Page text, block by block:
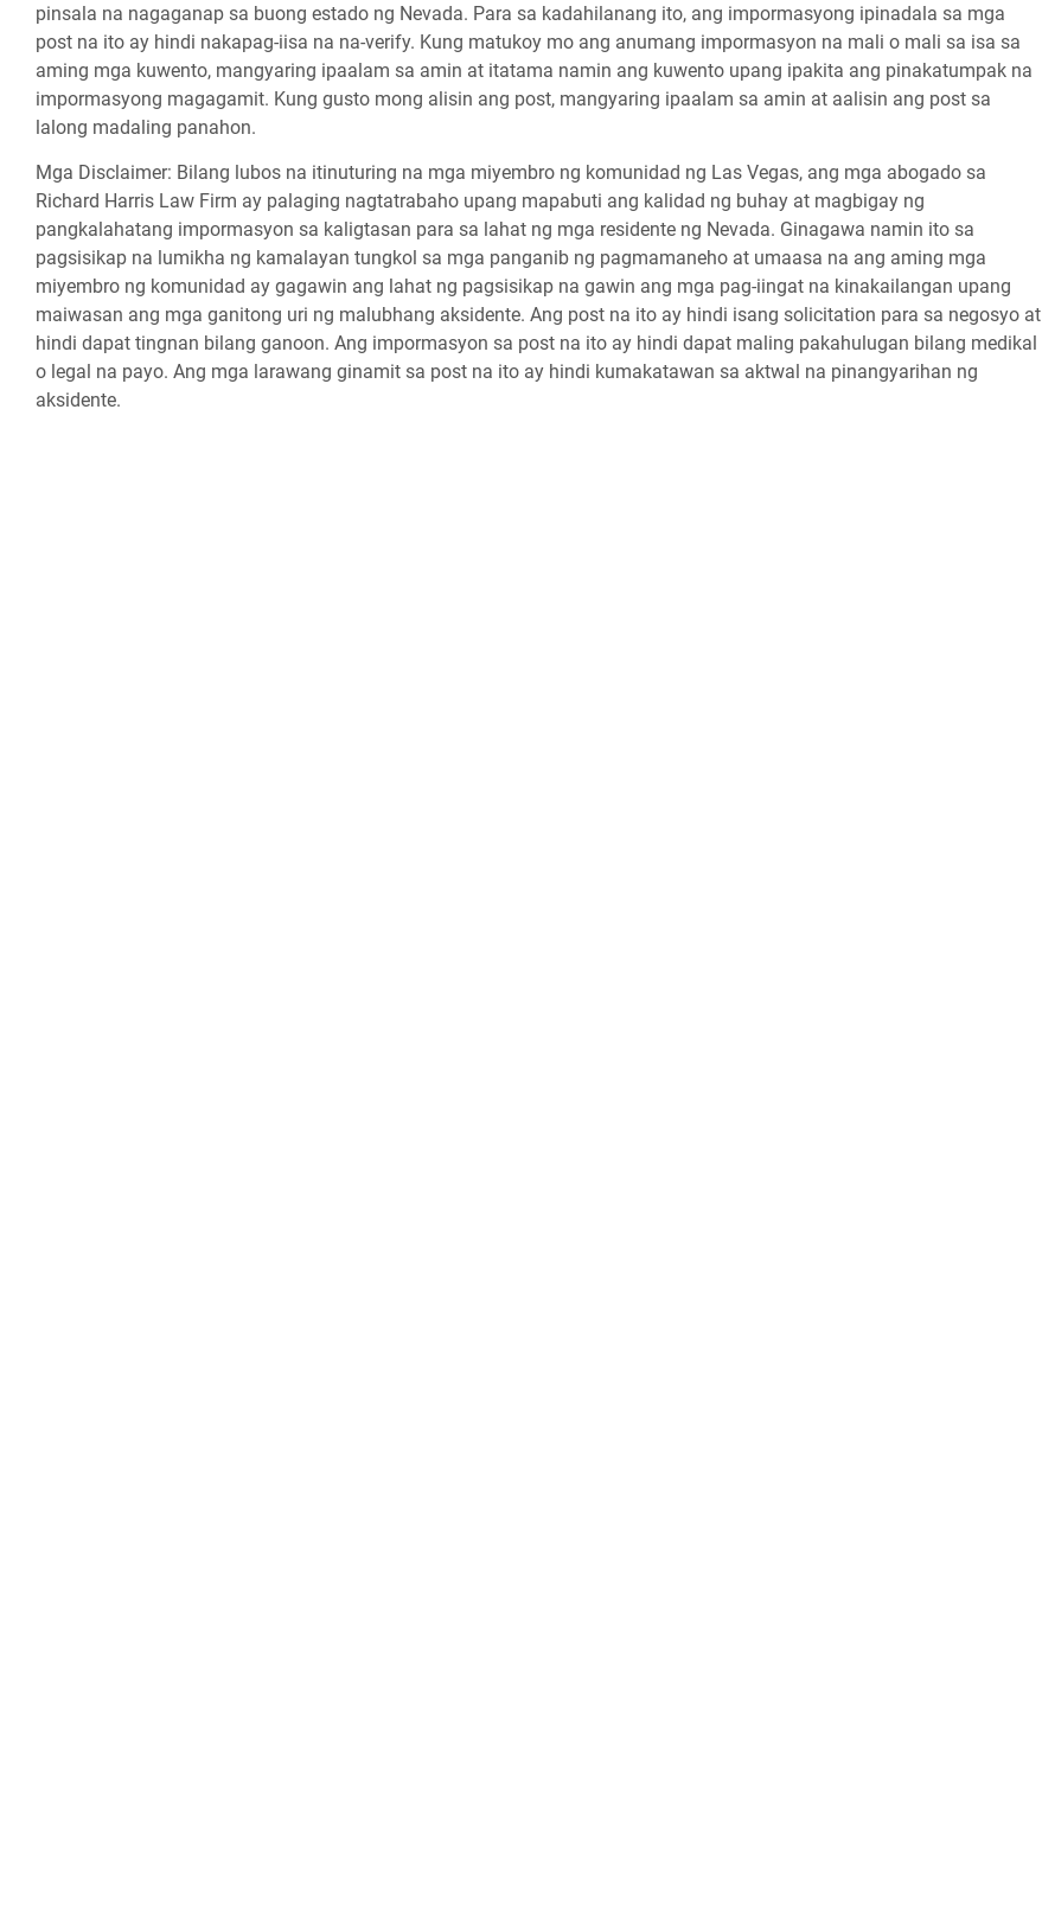
pinsala na nagaganap sa buong estado ng Nevada. Para sa kadahilanang ito, ang impormasyong ipinadala sa mga
post na ito ay hindi nakapag-iisa na na-verify. Kung matukoy mo ang anumang impormasyon na mali o mali sa isa sa
aming mga kuwento, mangyaring ipaalam sa amin at itatama namin ang kuwento upang ipakita ang pinakatumpak na
impormasyong magagamit. Kung gusto mong alisin ang post, mangyaring ipaalam sa amin at aalisin ang post sa
lalong madaling panahon.
Mga Disclaimer: Bilang lubos na itinuturing na mga miyembro ng komunidad ng Las Vegas, ang mga abogado sa
Richard Harris Law Firm ay palaging nagtatrabaho upang mapabuti ang kalidad ng buhay at magbigay ng
pangkalahatang impormasyon sa kaligtasan para sa lahat ng mga residente ng Nevada. Ginagawa namin ito sa
pagsisikap na lumikha ng kamalayan tungkol sa mga panganib ng pagmamaneho at umaasa na ang aming mga
miyembro ng komunidad ay gagawin ang lahat ng pagsisikap na gawin ang mga pag-iingat na kinakailangan upang
maiwasan ang mga ganitong uri ng malubhang aksidente. Ang post na ito ay hindi isang solicitation para sa negosyo at
hindi dapat tingnan bilang ganoon. Ang impormasyon sa post na ito ay hindi dapat maling pakahulugan bilang medikal
o legal na payo. Ang mga larawang ginamit sa post na ito ay hindi kumakatawan sa aktwal na pinangyarihan ng
aksidente.